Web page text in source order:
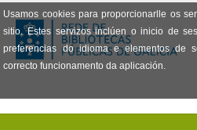
Usamos cookies para proporcionarlle os
sitio. Estes servizos inclúen o inicio de
preferencias do idioma e elementos de
correcto funcionamento da aplicación.